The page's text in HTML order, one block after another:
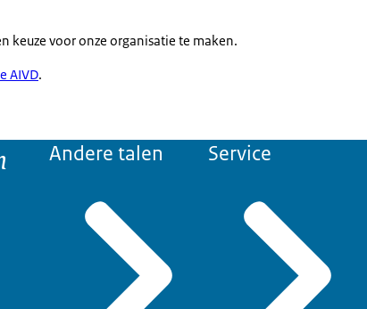
keuze voor onze organisatie te maken.
AIVD.
Andere talen Service